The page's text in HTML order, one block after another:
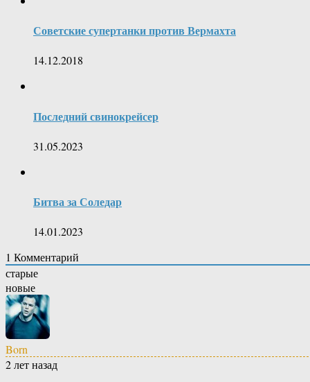
Советские супертанки против Вермахта
14.12.2018
Последний свинокрейсер
31.05.2023
Битва за Соледар
14.01.2023
1 Комментарий
старые
новые
Born
2 лет назад